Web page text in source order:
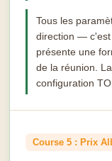
Tous les
direction — c'est
présente une
de la réunion.
configuration
Course 5 : Prix